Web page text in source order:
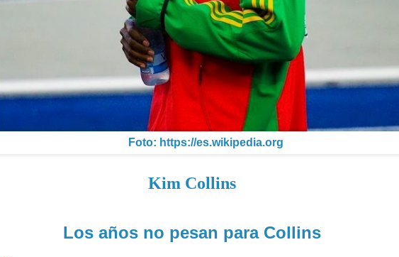
Foto: https://es.wikipedia.org
Kim Collins
Los años no pesan para Collins